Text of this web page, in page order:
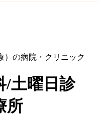
）の病院・クリニック
/土曜日診
所